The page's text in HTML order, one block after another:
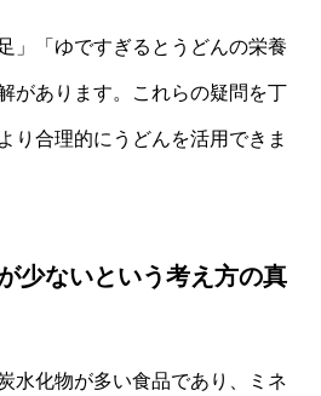
」「ゆですぎるとうどんの栄養
があります。これらの疑問を丁
り合理的にうどんを活用できま
少ないという考え方の真
水化物が多い食品であり、ミネ